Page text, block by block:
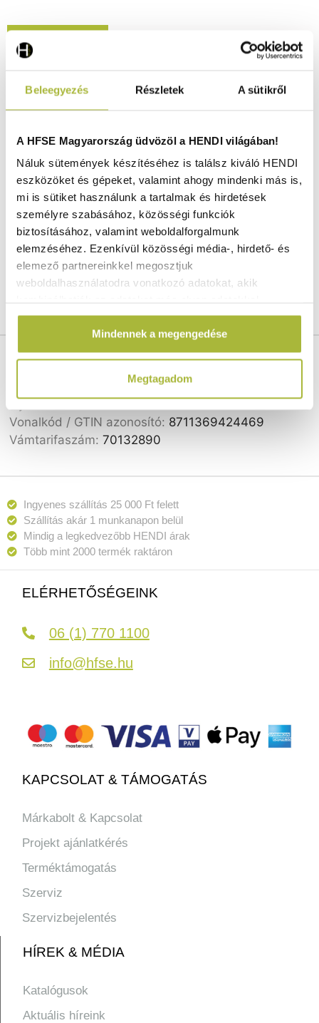
Beleegyezés Részletek A sütikről
A HFSE Magyarország üdvözöl a HENDI világában!
Náluk sütemények készítéséhez is találsz kiváló HENDI
eszközöket és gépeket, valamint ahogy mindenki más is,
mi is sütiket használunk a tartalmak és hirdetések
személyre szabásához, közösségi funkciók
biztosításához, valamint weboldalforgalmunk
elemzéséhez. Ezenkívül közösségi média-, hirdető- és
elemező partnereinkkel megosztjuk
weboldalhasználatodra vonatkozó adatokat, akik
amelyeket Te adtál meg számukra vagy az általad
használt más szolgáltatásokból gyűjtöttek.
Mindennek a megengedése
Megtagadom
Részletek
Letölthető dokumentumok
Sokféle italhoz használható, a gyümölcslevektől a
Mosogatógépben is tisztítható – könnyen
tisztítható.
A HENDI Glass kancsó sokoldalú választás
meleg és hideg italok felszolgálásához egyaránt.
Tartós üvegből készült, mosogatógépben
tisztítható, praktikus és elegáns megoldást kínál
a mindennapi használatra.
Cikkszám:424469
Egyrétegű üveg
Vonalkód / GTIN azonosító: 8711369424469
Vámtarifaszám:70132890
Ingyenes szállítás 25 000 Ft felett
Szállítás akár 1 munkanapon belül
Mindig a legkedvezőbb HENDI árak
Több mint 2000 termék raktáron
ELÉRHETŐSÉGEINK
06 (1) 770 1100
info@hfse.hu
KAPCSOLAT & TÁMOGATÁS
Márkabolt & Kapcsolat
Projekt ajánlatkérés
Terméktámogatás
Szerviz
Szervizbejelentés
HÍREK & MÉDIA
Katalógusok
Aktuális híreink